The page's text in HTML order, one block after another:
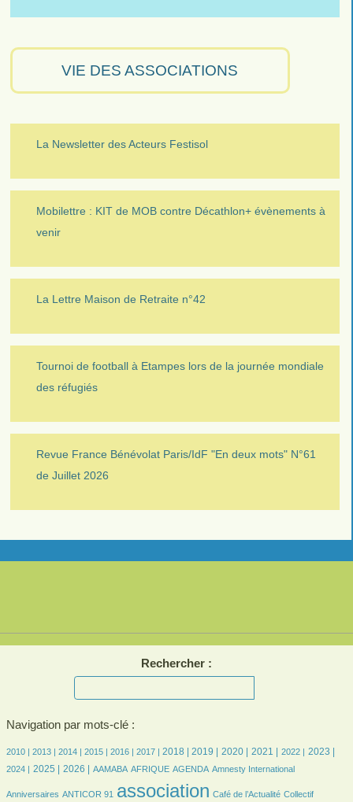
VIE DES ASSOCIATIONS
La Newsletter des Acteurs Festisol
Mobilettre : KIT de MOB contre Décathlon+ évènements à
venir
La Lettre Maison de Retraite n°42
Tournoi de football à Etampes lors de la journée mondiale
des réfugiés
Revue France Bénévolat Paris/IdF "En deux mots" N°61
de Juillet 2026
Rechercher :
Navigation par mots-clé :
6/2771
2010 |
8/27712013 |
206/2771 2014 |
367/2771 2015 |
431/2771 2016 |
460/2771 2017 |
698/2771 2018 |
699/2771 2019 |
635/2771 2020 |
655/2771 2021 |
558/2771 2022 |
623/2771 2023 |
547/2771
2024 |
676/2771
2025 |
872/2771 2026 |
114/2771 AAMABA
213/2771 AFRIQUE
491/2771 AGENDA
10/2771 Amnesty International
52/2771
Anniversaires ANTICOR 91 association Café de l’Actualité Collectif